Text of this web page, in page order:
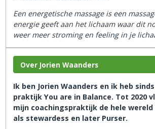
Een energetische massage is een
energie geeft aan het lichaam waar dit
weer meer stroming en feeling in je
Over Jorien Waanders
Ik ben Jorien Waanders en ik heb
praktijk You are in Balance. Tot 2020
mijn coachingspraktijk de hele wereld
als stewardess en later Purser.